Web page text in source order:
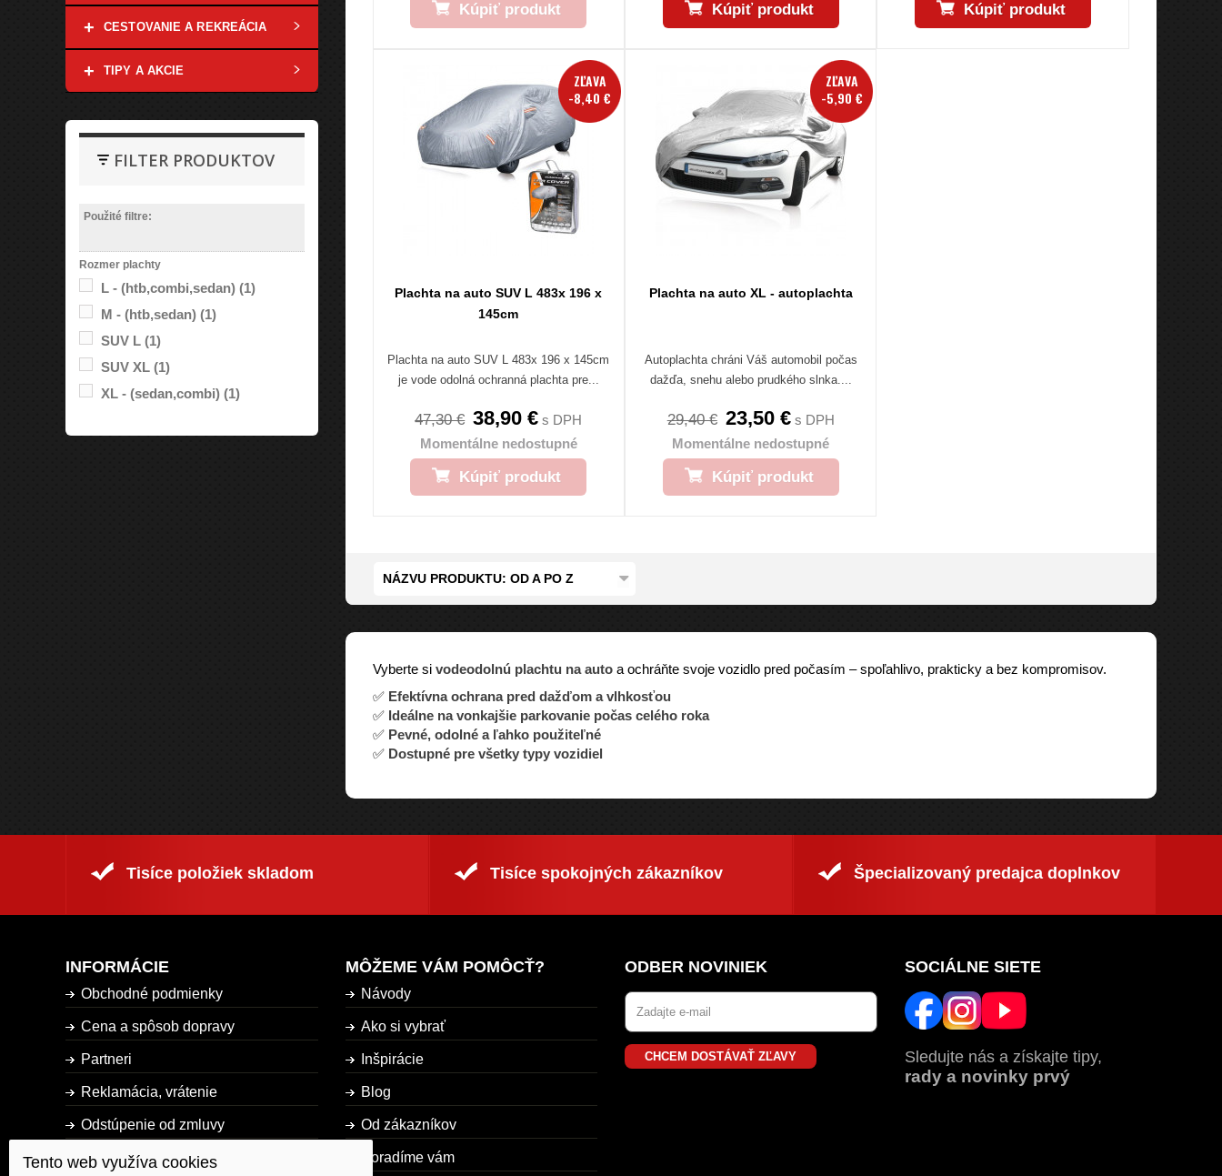
+ CESTOVANIE A REKREÁCIA
+ TIPY A AKCIE
FILTER PRODUKTOV
Použité filtre:
Rozmer plachty
L - (htb,combi,sedan) (1)
M - (htb,sedan) (1)
SUV L (1)
SUV XL (1)
XL - (sedan,combi) (1)
Kúpiť produkt Kúpiť produkt Kúpiť produkt
ZĽAVA
-8,40 €
Plachta na auto SUV L 483x 196 x
145cm
Plachta na auto SUV L 483x 196 x 145cm
je vode odolná ochranná plachta pre...
47,30 € 38,90 € s DPH
Momentálne nedostupné
Kúpiť produkt
ZĽAVA
-5,90 €
Plachta na auto XL - autoplachta
Autoplachta chráni Váš automobil počas
dažďa, snehu alebo prudkého slnka....
29,40 € 23,50 €s DPH
Momentálne nedostupné
Kúpiť produkt
NÁZVU PRODUKTU: OD A PO Z
Vyberte si vodeodolnú plachtu na autoa ochráňte svoje vozidlo pred počasím – spoľahlivo, prakticky a bez kompromisov.
✅ Efektívna ochrana pred dažďom a vlhkosťou
✅ Ideálne na vonkajšie parkovanie počas celého roka
✅ Pevné, odolné a ľahko použiteľné
✅ Dostupné pre všetky typy vozidiel
Tisíce položiek skladom Tisíce spokojných zákazníkov Špecializovaný predajca doplnkov
INFORMÁCIE
Obchodné podmienky
Cena a spôsob dopravy
Partneri
Reklamácia, vrátenie
Odstúpenie od zmluvy
Dostupnosť tovaru
MÔŽEME VÁM POMÔCŤ?
Návody
Ako si vybrať
Inšpirácie
Blog
Od zákazníkov
Poradíme vám
ODBER NOVINIEK
CHCEM DOSTÁVAŤ ZĽAVY
SOCIÁLNE SIETE
Sledujte nás a získajte tipy,
rady a novinky prvý
Tento web využíva cookies